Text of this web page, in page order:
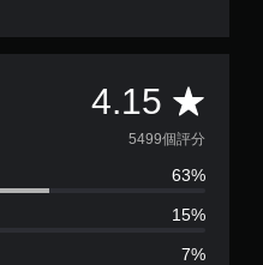
4.15 平
均
評
分
5499個評分
63%
15%
7%